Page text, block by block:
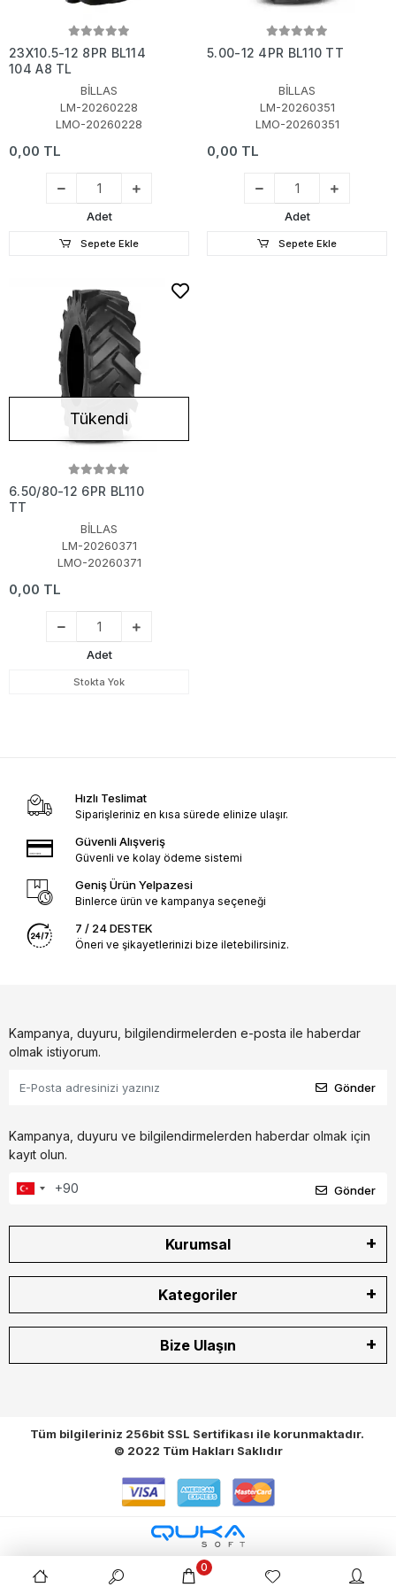
23X10.5-12 8PR BL114
104 A8 TL
BİLLAS
LM-20260228
LMO-20260228
0,00 TL
Adet
Sepete Ekle
5.00-12 4PR BL110 TT
BİLLAS
LM-20260351
LMO-20260351
0,00 TL
Adet
Sepete Ekle
Tükendi
6.50/80-12 6PR BL110
TT
BİLLAS
LM-20260371
LMO-20260371
0,00 TL
Adet
Stokta Yok
Hızlı Teslimat
Siparişleriniz en kısa sürede elinize ulaşır.
Güvenli Alışveriş
Güvenli ve kolay ödeme sistemi
Geniş Ürün Yelpazesi
Binlerce ürün ve kampanya seçeneği
7 / 24 DESTEK
Öneri ve şikayetlerinizi bize iletebilirsiniz.
Kampanya, duyuru, bilgilendirmelerden e-posta ile haberdar
olmak istiyorum.
Gönder
Kampanya, duyuru ve bilgilendirmelerden haberdar olmak için
kayıt olun.
Gönder
Kurumsal
Kategoriler
Bize Ulaşın
Tüm bilgileriniz 256bit SSL Sertifikası ile korunmaktadır.
© 2022 Tüm Hakları Saklıdır
0